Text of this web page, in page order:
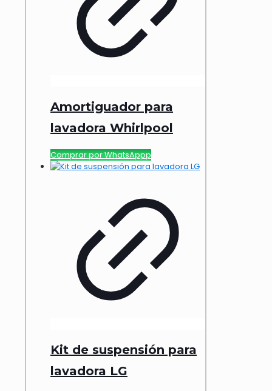
Amortiguador para
lavadora Whirlpool
Comprar por WhatsAppp
Kit de suspensión para
lavadora LG